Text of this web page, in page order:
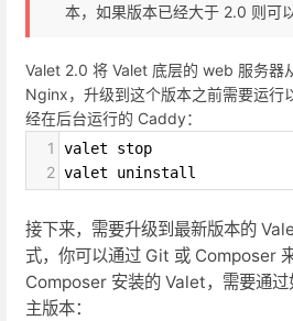
本，如果版本已经大于 2.0 则可
Valet 2.0 将 Valet 底层的 web 服务器
Nginx，升级到这个版本之前需要运行
经在后台运行的 Caddy：
1
valet stop
2 valet uninstall
接下来，需要升级到最新版本的
式，你可以通过 Git 或 Composer
Composer 安装的 Valet，需要通
主版本：